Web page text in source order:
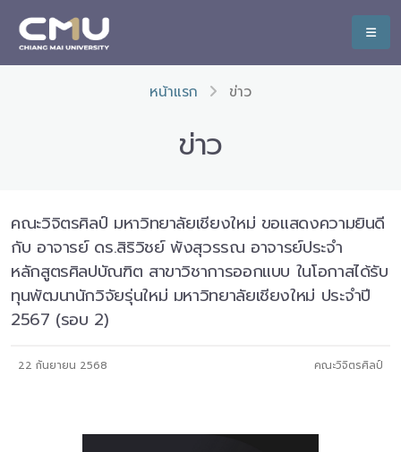
หน้าแรก ข่าว
ข่าว
คณะวิจิตรศิลป์ มหาวิทยาลัยเชียงใหม่ ขอแสดงความยินดี
กับ อาจารย์ ดร.สิริวิชย์ พังสุวรรณ อาจารย์ประจำ
หลักสูตรศิลปบัณฑิต สาขาวิชาการออกแบบ ในโอกาสได้รับ
ทุนพัฒนานักวิจัยรุ่นใหม่ มหาวิทยาลัยเชียงใหม่ ประจำปี
2567 (รอบ 2)
22 กันยายน 2568 คณะวิจิตรศิลป์